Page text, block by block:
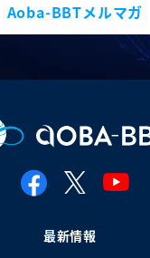
Aoba-BBTメルマガ
最新情報